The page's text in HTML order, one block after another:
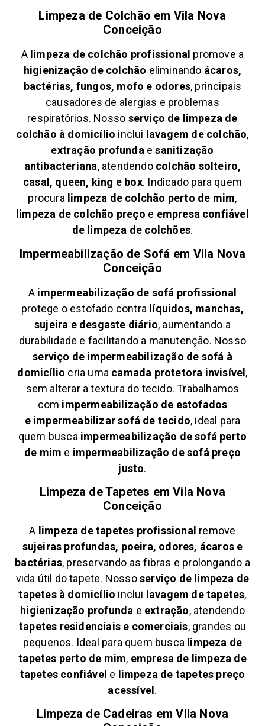
Limpeza de Colchão em Vila Nova
Conceição
A limpeza de colchão profissional promove a
higienização de colchão eliminando ácaros,
bactérias, fungos, mofo e odores, principais
causadores de alergias e problemas
respiratórios. Nosso serviço de limpeza de
colchão à domicílio inclui lavagem de colchão,
extração profunda esanitização
antibacteriana, atendendo colchão solteiro,
casal, queen, king e box. Indicado para quem
procura limpeza de colchão perto de mim,
limpeza de colchão preço e empresa confiável
de limpeza de colchões.
Impermeabilização de Sofá em Vila Nova
Conceição
A impermeabilização de sofá profissional
protege o estofado contra líquidos, manchas,
sujeira e desgaste diário, aumentando a
durabilidade e facilitando a manutenção. Nosso
serviço de impermeabilização de sofá à
domicílio cria uma camada protetora invisível,
sem alterar a textura do tecido. Trabalhamos
com impermeabilização de estofados
e impermeabilizar sofá de tecido, ideal para
quem busca impermeabilização de sofá perto
de mim e impermeabilização de sofá preço
justo.
Limpeza de Tapetes emVila Nova
Conceição
A limpeza de tapetes profissional remove
sujeiras profundas, poeira, odores, ácaros e
bactérias, preservando as fibras e prolongando a
vida útil do tapete. Nossoserviço de limpeza de
tapetes à domicílio inclui lavagem de tapetes,
higienização profunda e extração, atendendo
tapetes residenciais e comerciais, grandes ou
pequenos. Ideal para quem busca limpeza de
tapetes perto de mim, empresa de limpeza de
tapetes confiável e limpeza de tapetes preço
acessível .
Limpeza de Cadeiras emVila Nova